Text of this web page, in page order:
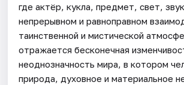
где актёр, кукла, предмет, свет,
непрерывном и равноправном
таинственной и мистической
отражается бесконечная
неоднозначность мира, в котором
природа, духовное и материальное